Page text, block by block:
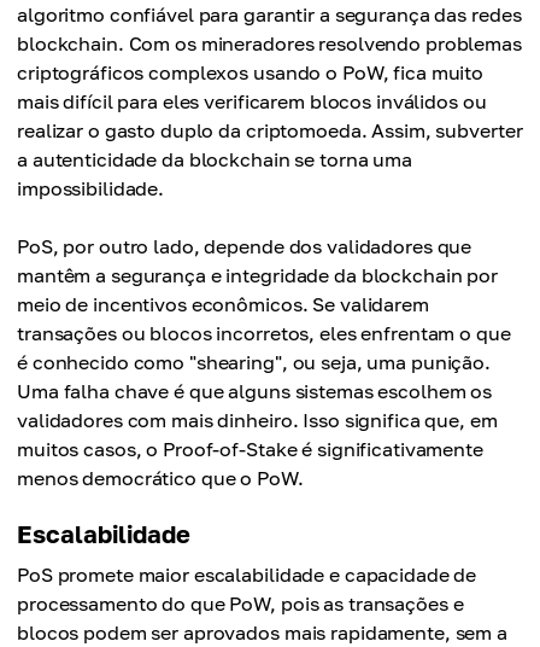
algoritmo confiável para garantir a segurança das redes
blockchain. Com os mineradores resolvendo problemas
criptográficos complexos usando o PoW, fica muito
mais difícil para eles verificarem blocos inválidos ou
realizar o gasto duplo da criptomoeda. Assim, subverter
a autenticidade da blockchain se torna uma
impossibilidade.
PoS, por outro lado, depende dos validadores que
mantêm a segurança e integridade da blockchain por
meio de incentivos econômicos. Se validarem
transações ou blocos incorretos, eles enfrentam o que
é conhecido como "shearing", ou seja, uma punição.
Uma falha chave é que alguns sistemas escolhem os
validadores com mais dinheiro. Isso significa que, em
muitos casos, o Proof-of-Stake é significativamente
menos democrático que o PoW.
Escalabilidade
PoS promete maior escalabilidade e capacidade de
processamento do que PoW, pois as transações e
blocos podem ser aprovados mais rapidamente, sem a